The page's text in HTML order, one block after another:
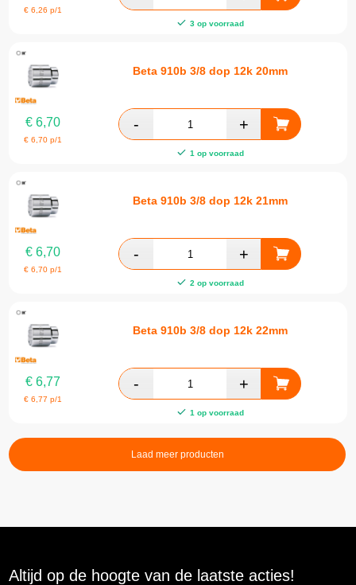
€6,26 p/1
3 op voorraad
Beta 910b 3/8 dop 12k 20mm
€ 6,70
€6,70 p/1
1 op voorraad
Beta 910b 3/8 dop 12k 21mm
€ 6,70
€6,70 p/1
2 op voorraad
Beta 910b 3/8 dop 12k 22mm
€ 6,77
€6,77 p/1
1 op voorraad
Laad meer producten
Altijd op de hoogte van de laatste acties!